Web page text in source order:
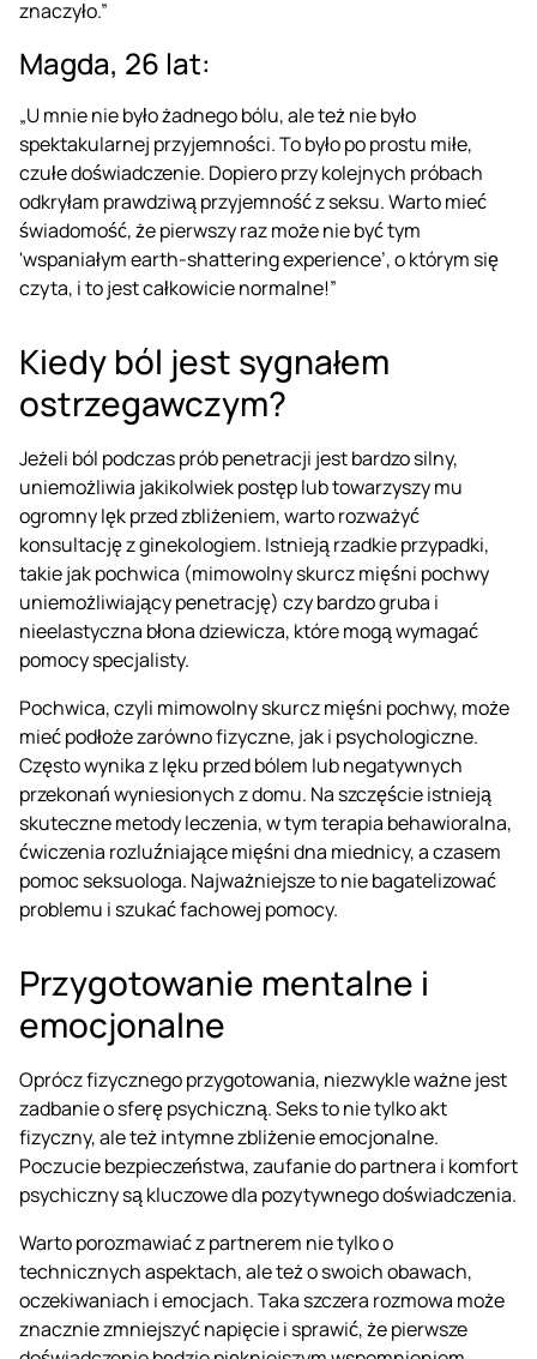
znaczyło.”
Magda, 26 lat:
„U mnie nie było żadnego bólu, ale też nie było
spektakularnej przyjemności. To było po prostu miłe,
czułe doświadczenie. Dopiero przy kolejnych próbach
odkryłam prawdziwą przyjemność z seksu. Warto mieć
świadomość, że pierwszy raz może nie być tym
'wspaniałym earth-shattering experience’, o którym się
czyta, i to jest całkowicie normalne!”
Kiedy ból jest sygnałem
ostrzegawczym?
Jeżeli ból podczas prób penetracji jest bardzo silny,
uniemożliwia jakikolwiek postęp lub towarzyszy mu
ogromny lęk przed zbliżeniem, warto rozważyć
konsultację z ginekologiem. Istnieją rzadkie przypadki,
takie jak pochwica (mimowolny skurcz mięśni pochwy
uniemożliwiający penetrację) czy bardzo gruba i
nieelastyczna błona dziewicza, które mogą wymagać
pomocy specjalisty.
Pochwica, czyli mimowolny skurcz mięśni pochwy, może
mieć podłoże zarówno fizyczne, jak i psychologiczne.
Często wynika z lęku przed bólem lub negatywnych
przekonań wyniesionych z domu. Na szczęście istnieją
skuteczne metody leczenia, w tym terapia behawioralna,
ćwiczenia rozluźniające mięśni dna miednicy, a czasem
pomoc seksuologa. Najważniejsze to nie bagatelizować
problemu i szukać fachowej pomocy.
Przygotowanie mentalne i
emocjonalne
Oprócz fizycznego przygotowania, niezwykle ważne jest
zadbanie o sferę psychiczną. Seks to nie tylko akt
fizyczny, ale też intymne zbliżenie emocjonalne.
Poczucie bezpieczeństwa, zaufanie do partnera i komfort
psychiczny są kluczowe dla pozytywnego doświadczenia.
Warto porozmawiać z partnerem nie tylko o
technicznych aspektach, ale też o swoich obawach,
oczekiwaniach i emocjach. Taka szczera rozmowa może
znacznie zmniejszyć napięcie i sprawić, że pierwsze